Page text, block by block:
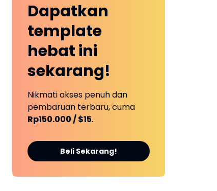
Dapatkan
template
hebat ini
sekarang!
Nikmati akses penuh dan
pembaruan terbaru, cuma
Rp150.000 / $15.
Beli Sekarang!